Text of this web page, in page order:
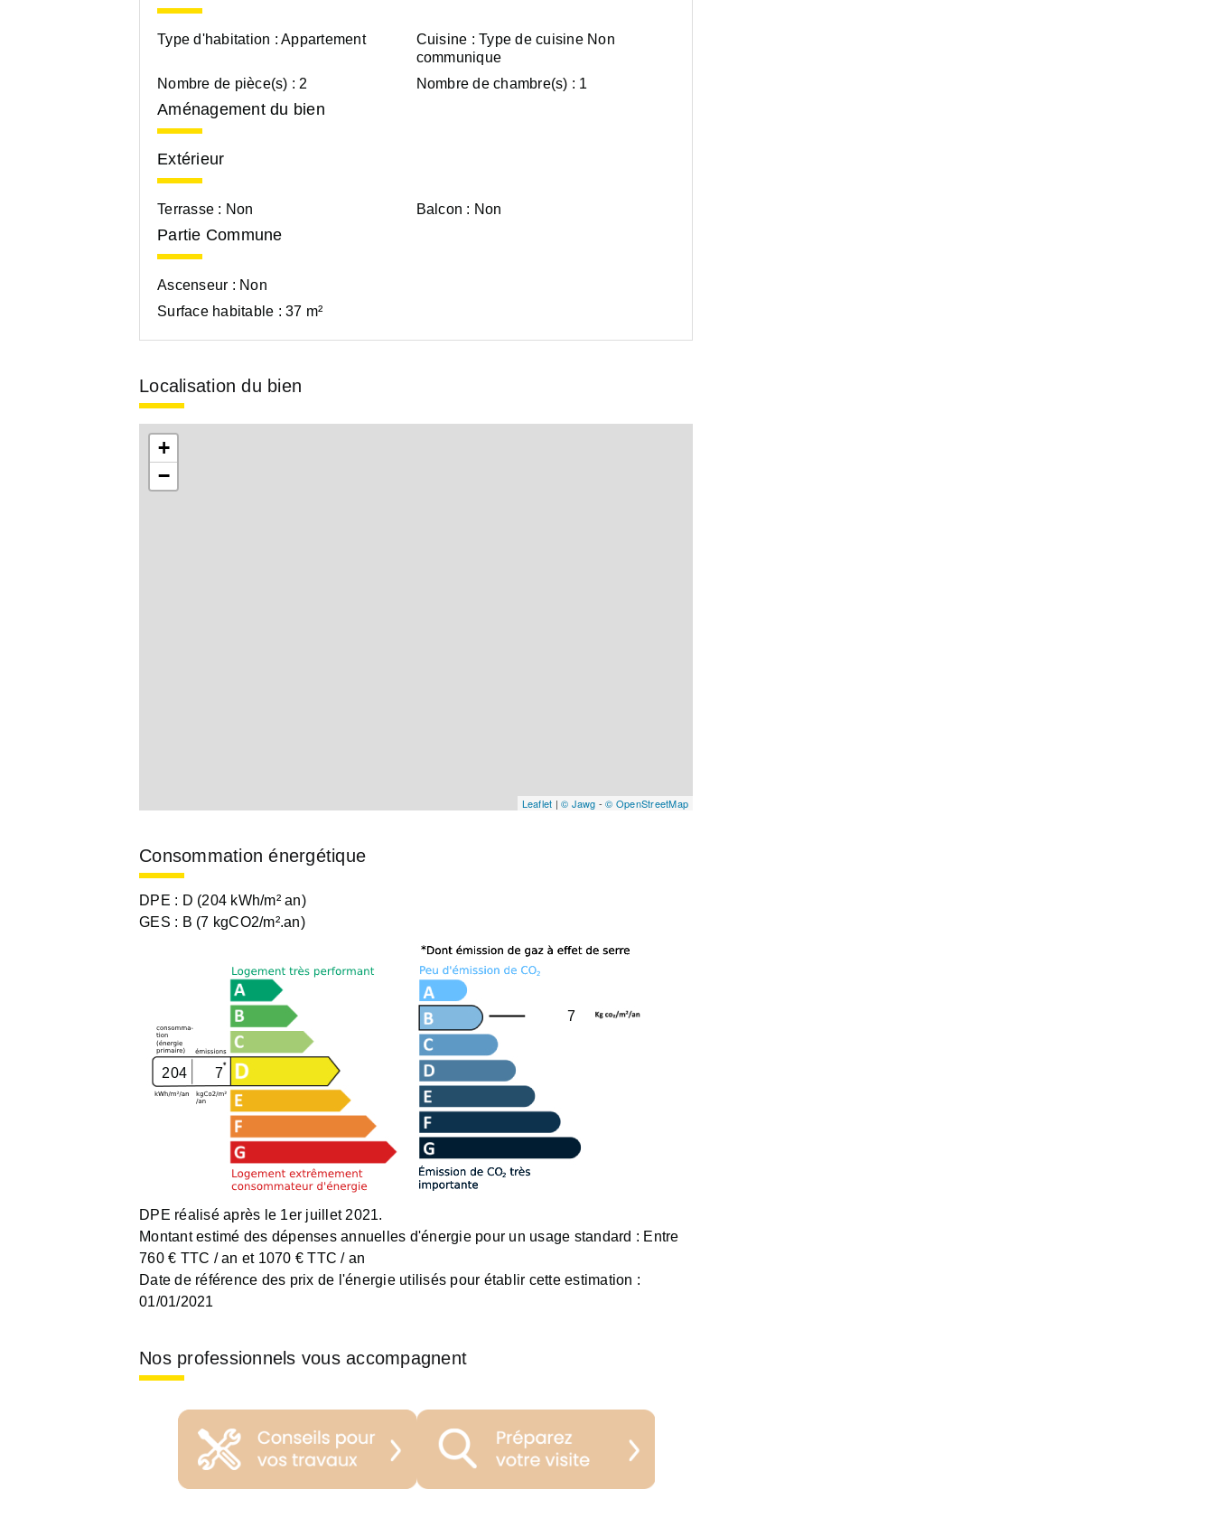
Type d'habitation : Appartement Cuisine : Type de cuisine Non
communique
Nombre de pièce(s) : 2 Nombre de chambre(s) : 1
Aménagement du bien
Extérieur
Terrasse : Non Balcon : Non
Partie Commune
Ascenseur : Non
Surface habitable : 37 m²
Localisation du bien
+
−
Leaflet | © Jawg -© OpenStreetMap
Consommation énergétique
DPE : D (204 kWh/m² an)
GES : B (7 kgCO2/m².an)
204 7
7
DPE réalisé après le 1er juillet 2021.
Montant estimé des dépenses annuelles d'énergie pour un usage standard : Entre
760 € TTC / an et 1070 € TTC / an
Date de référence des prix de l'énergie utilisés pour établir cette estimation :
01/01/2021
Nos professionnels vous accompagnent